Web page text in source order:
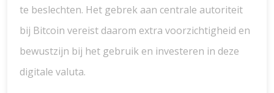
te beslechten. Het gebrek aan centrale autoriteit
bij Bitcoin vereist daarom extra voorzichtigheid en
bewustzijn bij het gebruik en investeren in deze
digitale valuta.